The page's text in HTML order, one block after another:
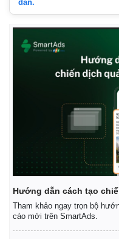
dẫn.
Hướng dẫn cách tạo
Tham khảo ngay trọn bộ
cáo mới trên SmartAds.